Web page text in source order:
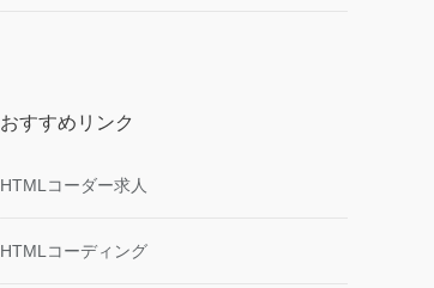
おすすめリンク
HTMLコーダー求人
HTMLコーディング